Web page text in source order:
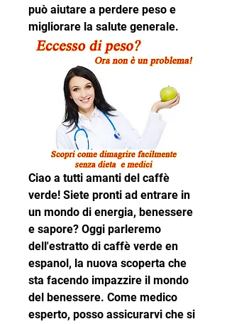
può aiutare a perdere peso e
migliorare la salute generale.
Ciao a tutti amanti del caffè
verde! Siete pronti ad entrare in
un mondo di energia, benessere
e sapore? Oggi parleremo
dell'estratto di caffè verde en
espanol, la nuova scoperta che
sta facendo impazzire il mondo
del benessere. Come medico
esperto, posso assicurarvi che si